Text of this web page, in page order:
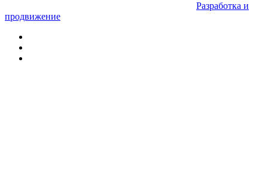
Разработка и
продвижение